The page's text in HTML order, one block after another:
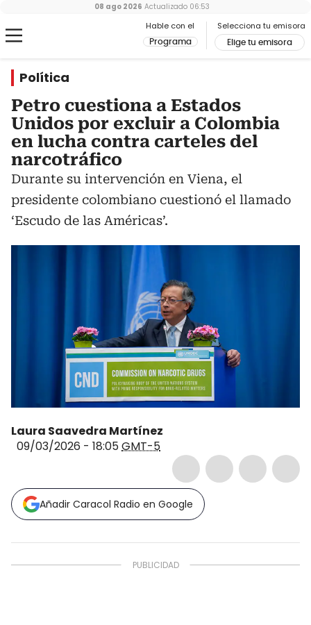
Hable con el
Programa
Selecciona tu emisora
Elige tu emisora
08 ago 2026 Actualizado 06:53
Política
Petro cuestiona a Estados
Unidos por excluir a Colombia
en lucha contra carteles del
narcotráfico
Durante su intervención en Viena, el
presidente colombiano cuestionó el llamado
‘Escudo de las Américas’.
Laura Saavedra Martínez
09/03/2026 - 18:05GMT-5
Añadir Caracol Radio en Google